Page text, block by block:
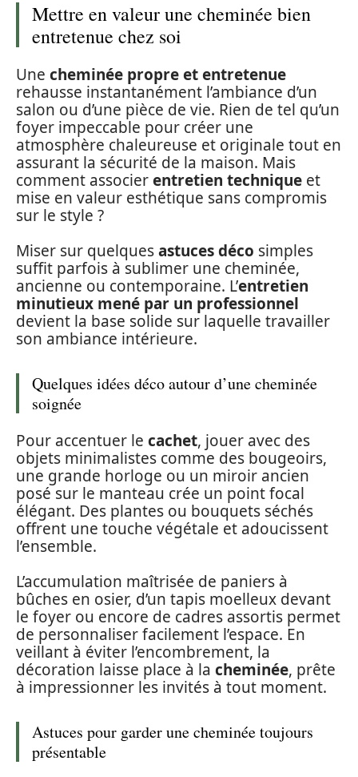
Mettre en valeur une cheminée bien
entretenue chez soi
Une cheminée propre et entretenue
rehausse instantanément l’ambiance d’un
salon ou d’une pièce de vie. Rien de tel qu’un
foyer impeccable pour créer une
atmosphère chaleureuse et originale tout en
assurant la sécurité de la maison. Mais
comment associerentretien technique et
mise en valeur esthétique sans compromis
sur le style ?
Miser sur quelquesastuces déco simples
suffit parfois à sublimer une cheminée,
ancienne ou contemporaine. L’entretien
minutieux mené par un professionnel
devient la base solide sur laquelle travailler
son ambiance intérieure.
Quelques idées déco autour d’une cheminée
soignée
Pour accentuer le cachet, jouer avec des
objets minimalistes comme des bougeoirs,
une grande horloge ou un miroir ancien
posé sur le manteau crée un point focal
élégant. Des plantes ou bouquets séchés
offrent une touche végétale et adoucissent
l’ensemble.
L’accumulation maîtrisée de paniers à
bûches en osier, d’un tapis moelleux devant
le foyer ou encore de cadres assortis permet
de personnaliser facilement l’espace. En
veillant à éviter l’encombrement, la
décoration laisse place à la cheminée, prête
à impressionner les invités à tout moment.
Astuces pour garder une cheminée toujours
présentable